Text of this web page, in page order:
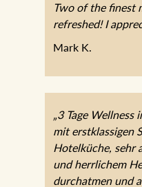
hotel experience
Two of the finest
„3 Tage
verbunden mit
der Hotelküche,
Service und